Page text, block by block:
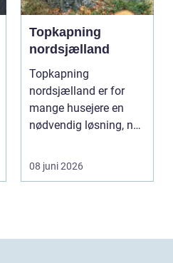
Topkapning
nordsjælland
Topkapning
nordsjælland er for
mange husejere en
nødvendig løsning, når
mørke, ut...
08 juni 2026